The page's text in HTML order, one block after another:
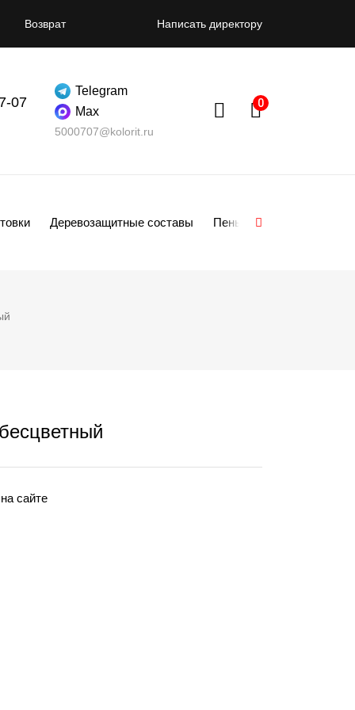
Возврат Написать директору
07
Telegram
Max
5000707@kolorit.ru
Деревозащитные составы Пены
Характеристики:
Состав:
смолы,
сайте